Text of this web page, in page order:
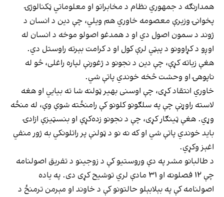
همدارنګه د جمهوري نظام د مخابراتو او معلوماتي ټکنالوژۍ
پخوانۍ وزیرې معصومه خاوري هم ویلي، چې دین د انسان د
ژوند د سمون اصول دي او د همدغو اصولو موخه د انسان له
اوږو د کړاوونو د پېټي لرې کول او د کرامت بېرته راوستل دي.
هغې زیاته کړې، چې دین د نجونو د ژغورنې لپاره راغلی، څو له
ناپوهۍ او وحشت څخه خوندي پاتې شي.
خاوري انتقاد کړی، چې اوسنی بهیر ټولنه شا ته بیايي او هغه
لاسته راوړنې چې په سلګونو کلونو کې رامنځته شوې وې، له منځه
وړي. هغې ټینګار کړی، چې د نجونو زده‌کړې او بنسټیزې ازادۍ
باید خوندي پاتې شي او که نه نو د ټولنې پر راتلونکي به ژور منفي
اغېز وکړي.
د طالبانو مشر په دې وروستیو کې د زوجینو د تفریق اصولنامه
چې ۱۲ فصلونه او ۳۱ مادې لري توشیح کړی دی. په یاده
اصولنامه کې په بېلابېلو حالتونو کې د خاوند او مېرمن ترمنځ د